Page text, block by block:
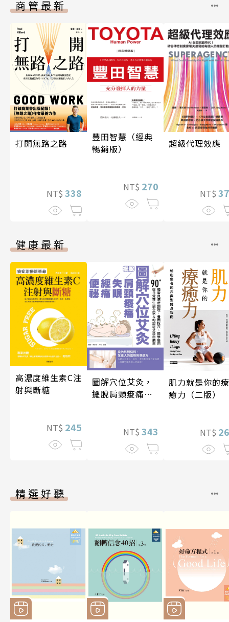
商管最新
打開無路之路
NT$ 338
豐田智慧（經典
暢銷版）
NT$ 270
超級代理效應
NT$
健康最新
高濃度維生素C注
射與斷糖
NT$ 245
圖解穴位艾灸，
擺脫肩頸痠痛、
NT$ 343
肌力就是你的療
癒力（二版）
NT$
精選好聽